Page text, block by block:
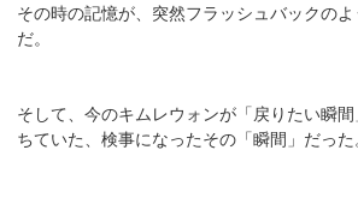
その時の記憶が、突然フラッシュバックの
だ。
そして、今のキムレウォンが「戻りたい瞬
ちていた、検事になったその「瞬間」だった